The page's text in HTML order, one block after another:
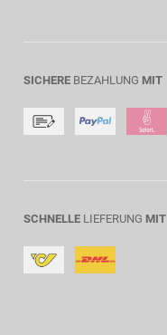
SICHERE BEZAHLUNG MIT
SCHNELLE LIEFERUNG MIT